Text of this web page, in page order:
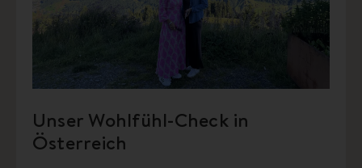
Unser Wohlfühl-Check in
Österreich